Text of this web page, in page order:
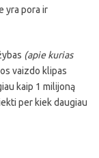
yra pora ir
(apie kurias
vaizdo klipas
kaip 1 milijoną
per kiek daugiau